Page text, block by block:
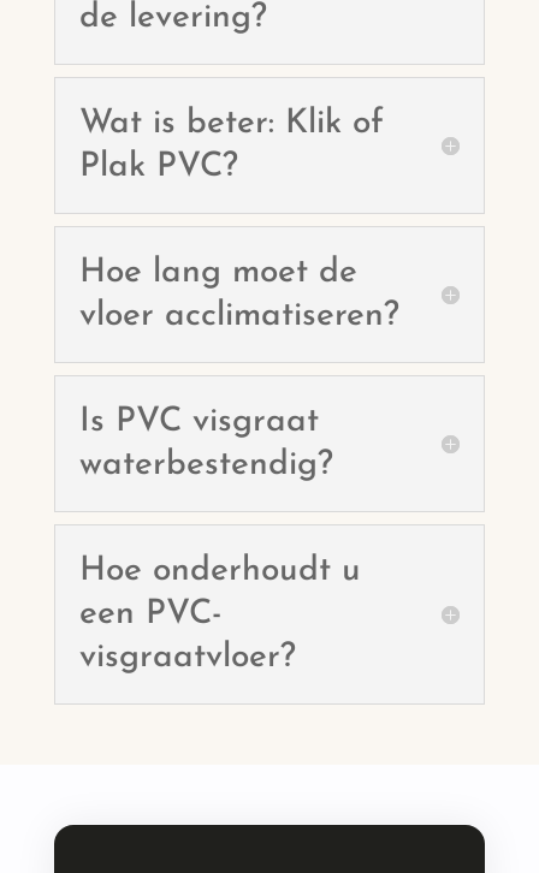
de levering?
Wat is beter: Klik of
Plak PVC?
Hoe lang moet de
vloer acclimatiseren?
Is PVC visgraat
waterbestendig?
Hoe onderhoudt u
een PVC-
visgraatvloer?